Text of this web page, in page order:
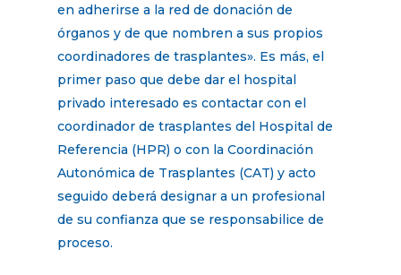
en adherirse a la red de donación de
órganos y de que nombren a sus propios
coordinadores de trasplantes». Es más, el
primer paso que debe dar el hospital
privado interesado es contactar con el
coordinador de trasplantes del Hospital de
Referencia (HPR) o con la Coordinación
Autonómica de Trasplantes (CAT) y acto
seguido deberá designar a un profesional
de su confianza que se responsabilice de
proceso.